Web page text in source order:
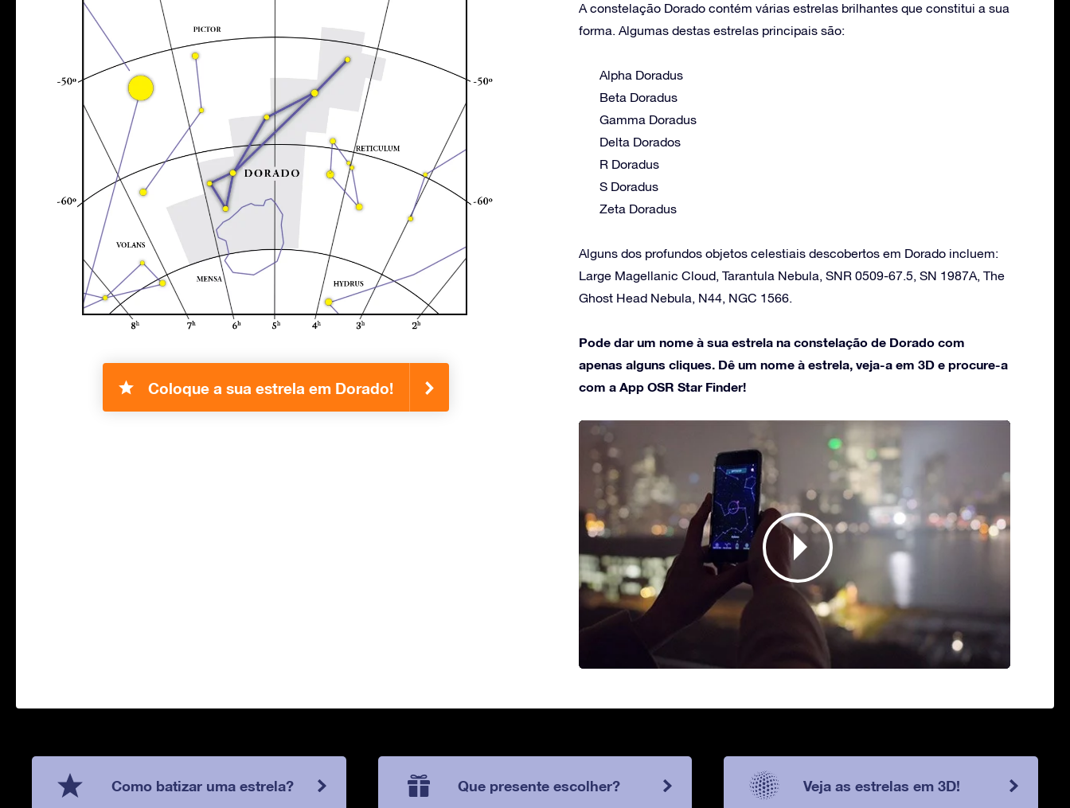
Coloque a sua estrela em Dorado!
A constelação Dorado contém várias estrelas brilhantes que constitui a sua
forma. Algumas destas estrelas principais são:
Alpha Doradus
Beta Doradus
Gamma Doradus
Delta Dorados
R Doradus
S Doradus
Zeta Doradus
Alguns dos profundos objetos celestiais descobertos em Dorado incluem:
Large Magellanic Cloud, Tarantula Nebula, SNR 0509-67.5, SN 1987A, The
Ghost Head Nebula, N44, NGC 1566.
Pode dar um nome à sua estrela na constelação de Dorado com
apenas alguns cliques. Dê um nome à estrela, veja-a em 3D e procure-a
com a App OSR Star Finder!
Como batizar uma estrela? Que presente escolher? Veja as estrelas em 3D!